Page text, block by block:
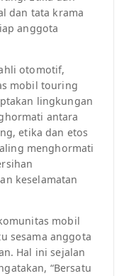
dan tata krama
anggota
otomotif,
mobil touring
lingkungan
antara
etika dan etos
menghormati
keselamatan
mobil
sesama anggota
Hal ini sejalan
“Bersatu